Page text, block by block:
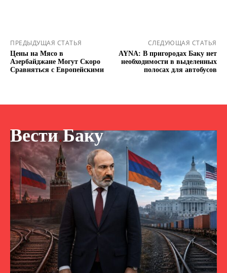
ПРЕДЫДУЩАЯ СТАТЬЯ
Цены на Мясо в
Азербайджане Могут Скоро
Сравняться с Европейскими
СЛЕДУЮЩАЯ СТАТЬЯ
AYNA: В пригородах Баку нет
необходимости в выделенных
полосах для автобусов
Вести Баку